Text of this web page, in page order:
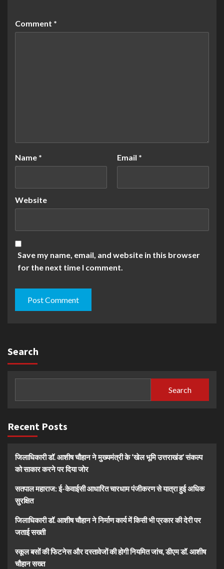
Comment *
Name * Email *
Website
Save my name, email, and website in this browser
for the next time I comment.
Search
Search
Recent Posts
जिलाधिकारी डॉ. आशीष चौहान ने मुख्यमंत्री के ‘खेल भूमि उत्तराखंड’ संकल्प
को साकार करने पर दिया जोर
सतपाल महाराज: ई-केवाईसी आधारित चारधाम पंजीकरण से यात्रा हुई अधिक
सुरक्षित
जिलाधिकारी डॉ. आशीष चौहान ने निर्माण कार्य में किसी भी प्रकार की देरी पर
जताई सख्ती
स्कूल बसों की फिटनेस और दस्तावेजों की होगी नियमित जांच, डीएम डॉ. आशीष
चौहान सख्त